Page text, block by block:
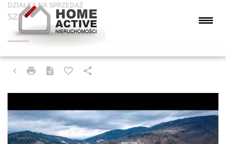
SZCZYRK
DZIAŁKA NA SPRZEDAŻ